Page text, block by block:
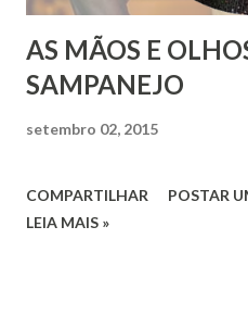
AS MÃOS E
SAMPANEJO
setembro 02, 2015
COMPARTILHAR
POSTAR
LEIA MAIS »